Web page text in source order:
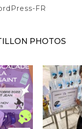
FR
PHOTOS